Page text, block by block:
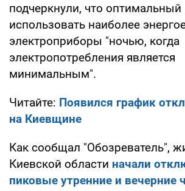
подчеркнули, что оптимальный
использовать наиболее
электроприборы "ночью, когда
электропотребления является
минимальным".
Читайте: Появился график
на Киевщине
Как сообщал "Обозреватель",
Киевской области начали
пиковые утренние и вечерние